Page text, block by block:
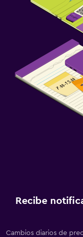
Recibe
Cambios diarios de